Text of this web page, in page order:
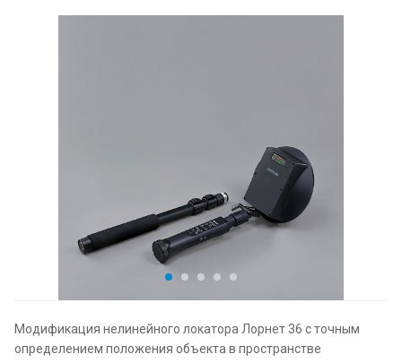
Модификация нелинейного локатора Лорнет 36 с точным
определением положения объекта в пространстве